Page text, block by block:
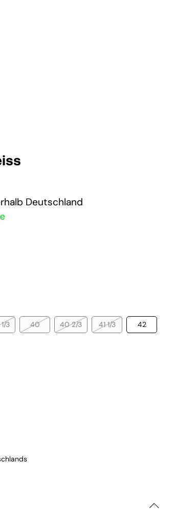
Deutschland
3 40 40 2/3 41 1/3 42